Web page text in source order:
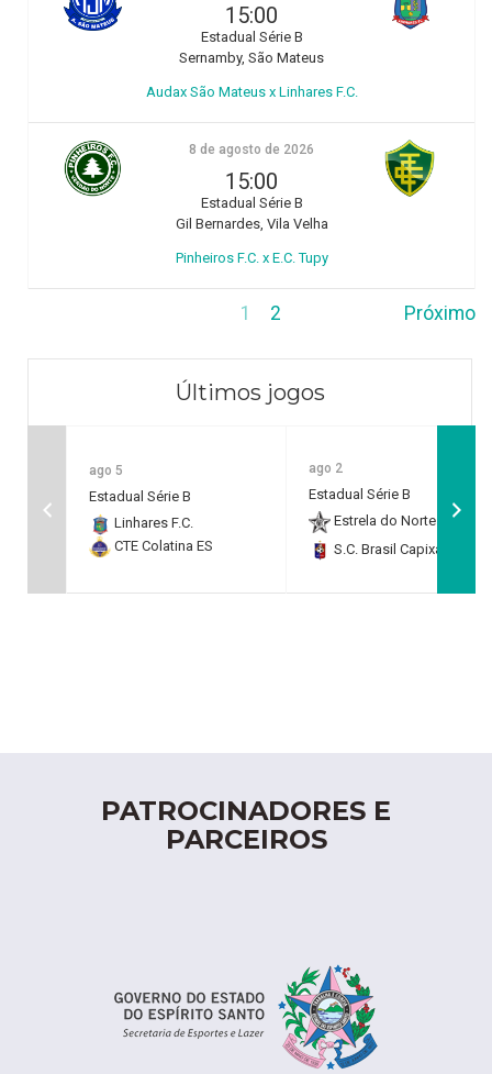
15:00
Estadual Série B
Sernamby, São Mateus
Audax São Mateus x Linhares F.C.
8 de agosto de 2026
15:00
Estadual Série B
Gil Bernardes, Vila Velha
Pinheiros F.C. x E.C. Tupy
1 2 Próximo
Últimos jogos
ago 5
Estadual Série B
Linhares F.C.
CTE Colatina ES
ago 2
Estadual Série B
Estrela do Norte F.C.
S.C. Brasil Capixaba
PATROCINADORES E
PARCEIROS